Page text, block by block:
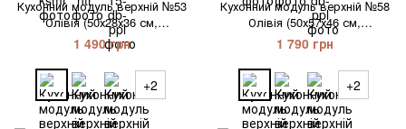
Кухонний модуль верхній №53
Олівія (50х28х36 см,
антресоль, кашемір) IMI
1 490 грн
+2
Кухонний модуль верхній №58
Олівія (50х57х46 см,
антресоль, кашемір) IMI
1 790 грн
+2